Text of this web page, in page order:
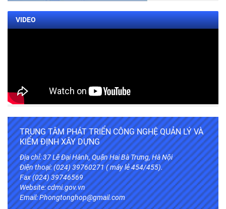
VIDEO
TRUNG TÂM PHÁT TRIỂN CÔNG NGHỆ QUẢN LÝ VÀ
KIỂM ĐỊNH XÂY DỰNG
Địa chỉ: 37 Lê Đại Hành, Quận Hai Bà Trưng, Hà Nội
Điện thoại: (024) 39760271 ( máy lẻ 454/455).
Fax (024) 39746569
Website:cdmi.gov.vn
Email: Phongtonghop@gmail.com